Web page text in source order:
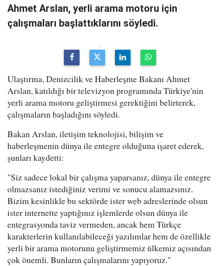
Ahmet Arslan, yerli arama motoru için
çalışmaları başlattıklarını söyledi.
Ulaştırma, Denizcilik ve Haberleşme Bakanı Ahmet
Arslan, katıldığı bir televizyon programında Türkiye'nin
yerli arama motoru geliştirmesi gerektiğini belirterek,
çalışmaların başladığını söyledi.
Bakan Arslan, iletişim teknolojisi, bilişim ve
haberleşmenin dünya ile entegre olduğuna işaret ederek,
şunları kaydetti:
"Siz sadece lokal bir çalışma yaparsanız, dünya ile entegre
olmazsanız istediğiniz verimi ve sonucu alamazsınız.
Bizim kesinlikle bu sektörde ister web adreslerinde olsun
ister internette yaptığınız işlemlerde olsun dünya ile
entegrasyonda taviz vermeden, ancak hem Türkçe
karakterlerin kullanılabileceği yazılımlar hem de özellikle
yerli bir arama motorunu geliştirmemiz ülkemiz açısından
çok önemli. Bunların çalışmalarını yapıyoruz."